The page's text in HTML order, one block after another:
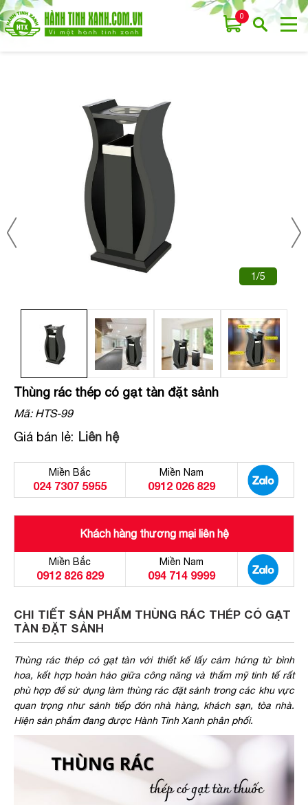
0
1/5
Thùng rác thép có gạt tàn đặt sảnh
Mã:HTS-99
Giá bán lẻ: Liên hệ
Miền Bắc
024 7307 5955
Miền Nam
0912 026 829
Khách hàng thương mại liên hệ
Miền Bắc
0912 826 829
Miền Nam
094 714 9999
CHI TIẾT SẢN PHẨM THÙNG RÁC THÉP CÓ GẠT
TÀN ĐẶT SẢNH
Thùng rác thép có gạt tàn với thiết kế lấy cảm hứng từ bình
hoa, kết hợp hoàn hảo giữa công năng và thẩm mỹ tinh tế rất
phù hợp để sử dụng làm thùng rác đặt sảnh trong các khu vực
quan trọng như sảnh tiếp đón nhà hàng, khách sạn, tòa nhà.
Hiện sản phẩm đang được Hành Tinh Xanh phân phối.